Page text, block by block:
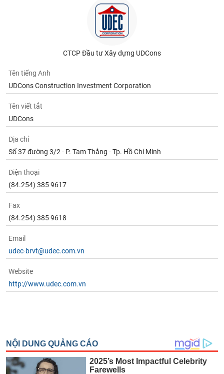
CTCP Đầu tư Xây dựng UDCons
Tên tiếng Anh
UDCons Construction Investment Corporation
Tên viết tắt
UDCons
Địa chỉ
Số 37 đường 3/2 - P. Tam Thắng - Tp. Hồ Chí Minh
Điện thoại
(84.254) 385 9617
Fax
(84.254) 385 9618
Email
udec-brvt@udec.com.vn
Website
http://www.udec.com.vn